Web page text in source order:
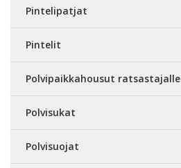
Pintelipatjat
Pintelit
Polvipaikkahousut ratsastajalle
Polvisukat
Polvisuojat